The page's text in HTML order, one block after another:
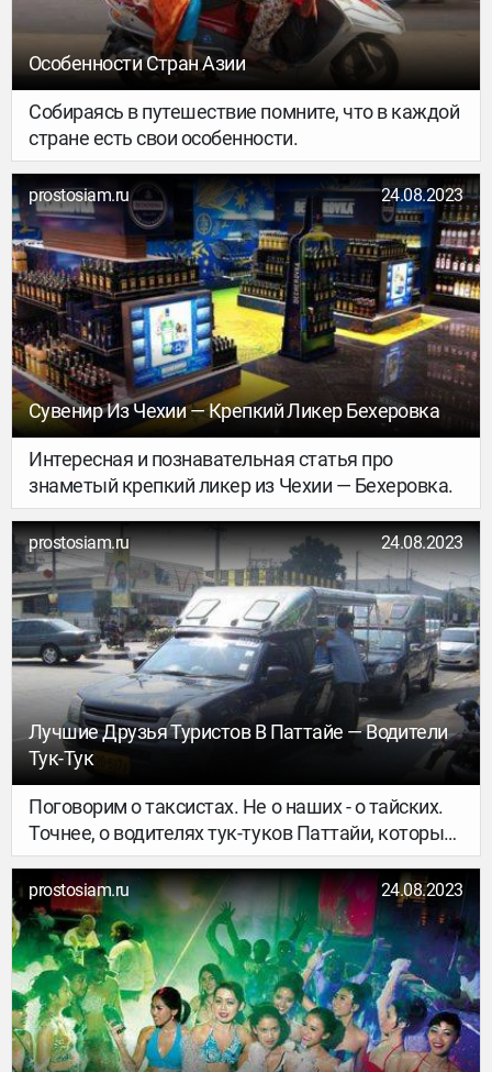
Особенности Стран Азии
Собираясь в путешествие помните, что в каждой
стране есть свои особенности.
prostosiam.ru 24.08.2023
Сувенир Из Чехии — Крепкий Ликер Бехеровка
Интересная и познавательная статья про
знаметый крепкий ликер из Чехии — Бехеровка.
prostosiam.ru 24.08.2023
Лучшие Друзья Туристов В Паттайе — Водители
Тук-Тук
Поговорим о таксистах. Не о наших - о тайских.
Точнее, о водителях тук-туков Паттайи, которые
вроде бы и не таксисты вовсе, но с другой
стороны, мало чем от них отличаются.
prostosiam.ru 24.08.2023